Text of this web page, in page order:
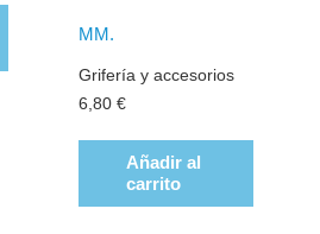
MM.
Grifería y accesorios
6,80 €
Añadir al
carrito